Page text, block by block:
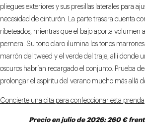
pliegues exteriores y sus presillas laterales para
necesidad de cinturón. La parte trasera cuenta
ribeteados, mientras que el bajo aporta volumen
pernera. Su tono claro ilumina los tonos marrones
marrón del tweed y el verde del traje, allí donde
oscuros habrían recargado el conjunto. Prueba
prolongar el espíritu del verano mucho más allá
Concierte una cita para confeccionar esta prenda
Precio en juliode 2026: 260 €